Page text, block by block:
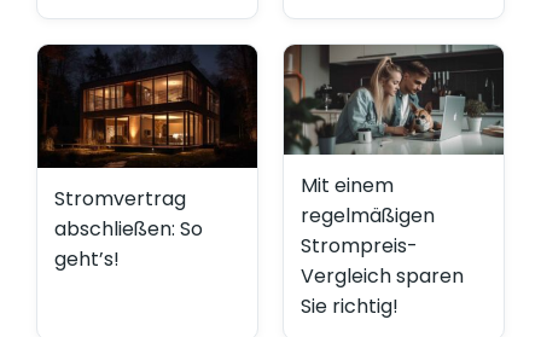
Stromvertrag
abschließen: So
geht’s!
Mit einem
regelmäßigen
Strompreis-
Vergleich sparen
Sie richtig!